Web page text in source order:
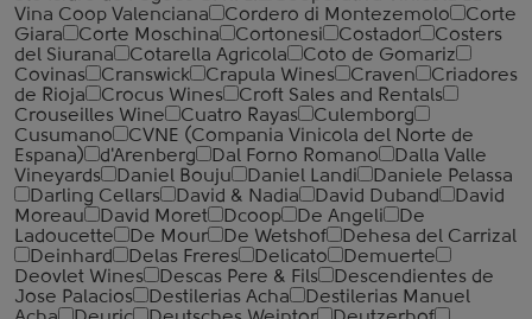
Vina Coop Valenciana
Cordero di Montezemolo
Corte
Giara
Corte Moschina Cortonesi Costador
Costers
del Siurana
Cotarella Agricola
Coto de Gomariz
Covinas
Cranswick Crapula Wines Craven
Criadores
de Rioja
Crocus Wines
Croft Sales and Rentals
Crouseilles Wine
Cuatro Rayas
Culemborg
Cusumano
CVNE (Compania Vinicola del Norte de
Espana)
d'Arenberg Dal Forno Romano
Dalla Valle
Vineyards
Daniel Bouju Daniel Landi
Daniele Pelassa
Darling Cellars
David & Nadia David Duband
David
Moreau
David Moret Dcoop De Angeli
De
Ladoucette
De Mour De Wetshof
Dehesa del Carrizal
Deinhard
Delas Freres Delicato
Demuerte
Deovlet Wines
Descas Pere & Fils
Descendientes de
Jose Palacios
Destilerias Acha
Destilerias Manuel